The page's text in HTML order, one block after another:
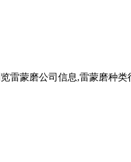
蒙磨公司信息,雷蒙磨种类